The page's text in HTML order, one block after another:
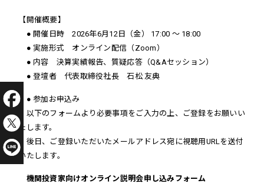
【開催概要】
● 開催日時 2026年6月12日（金） 17:00 ～ 18:00
● 実施形式 オンライン配信（Zoom）
● 内容 決算実績報告、質疑応答（Q&Aセッション）
● 登壇者 代表取締役社長 石松 友典
● 参加お申込み
以下のフォームより必要事項をご入力の上、ご登録をお願いい
たします。
後日、ご登録いただいたメールアドレス宛に視聴用URLを送付
いたします。
機関投資家向けオンライン説明会申し込みフォーム